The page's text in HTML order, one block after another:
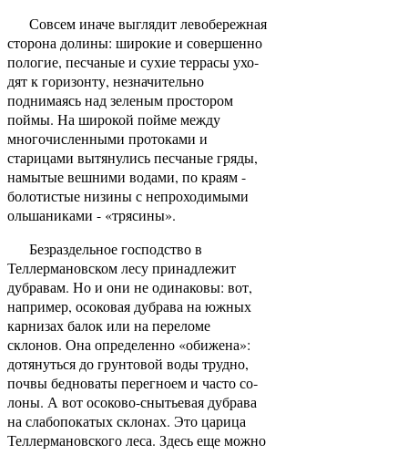
Совсем иначе выглядит левобережная
сторона долины: ши­рокие и совершенно
пологие, песчаные и сухие террасы ухо­
дят к горизонту, незначительно
поднимаясь над зеленым простором
поймы. На широкой пойме между
многочисленны­ми протоками и
старицами вытянулись песчаные гряды,
на­мытые вешними водами, по краям -
болотистые низины с непроходимыми
ольшаниками - «трясины».
Безраздельное господство в
Теллермановском лесу при­надлежит
дубравам. Но и они не одинаковы: вот,
например, осоковая дубрава на южных
карнизах балок или на перело­ме
склонов. Она определенно «обижена»:
дотянуться до грун­товой воды трудно,
почвы бедноваты перегноем и часто со­
лоны. А вот осоково-снытьевая дубрава
на слабопокатых склонах. Это царица
Теллермановского леса. Здесь еще мож­но